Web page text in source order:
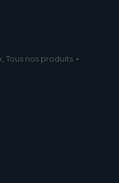
Tous nos produits